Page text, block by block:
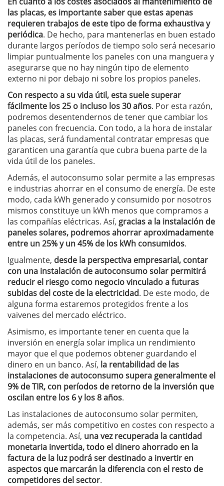
las placas, es importante saber que estas apenas
requieren trabajos de este tipo de forma exhaustiva y
periódica. De hecho, para mantenerlas en buen estado
durante largos períodos de tiempo solo será necesario
limpiar puntualmente los paneles con una manguera y
asegurarse que no hay ningún tipo de elemento
externo ni por debajo ni sobre los propios paneles.
Con respecto a su vida útil, esta suele superar
fácilmente los 25 o incluso los 30 años. Por esta razón,
podremos desentendernos de tener que cambiar los
paneles con frecuencia. Con todo, a la hora de instalar
las placas, será fundamental contratar empresas que
garanticen una garantía que cubra buena parte de la
vida útil de los paneles.
Además, el autoconsumo solar permite a las empresas
e industrias ahorrar en el consumo de energía. De este
modo, cada kWh generado y consumido por nosotros
mismos constituye un kWh menos que compramos a
las compañías eléctricas. Así, gracias a la instalación de
paneles solares, podremos ahorrar aproximadamente
entre un 25% y un 45% de los kWh consumidos.
Igualmente, desde la perspectiva empresarial, contar
con una instalación de autoconsumo solar permitirá
reducir el riesgo como negocio vinculado a futuras
subidas del coste de la electricidad. De este modo, de
alguna forma estaremos protegidos frente a los
vaivenes del mercado eléctrico.
Asimismo, es importante tener en cuenta que la
inversión en energía solar implica un rendimiento
mayor que el que podemos obtener guardando el
dinero en un banco. Así, la rentabilidad de las
instalaciones de autoconsumo supera generalmente el
9% de TIR, con períodos de retorno de la inversión que
oscilan entre los 6 y los 8 años.
Las instalaciones de autoconsumo solar permiten,
además, ser más competitivo en costes con respecto a
la competencia. Así, una vez recuperada la cantidad
monetaria invertida, todo el dinero ahorrado en la
factura de la luz podrá ser destinado a invertir en
aspectos que marcarán la diferencia con el resto de
competidores del sector.